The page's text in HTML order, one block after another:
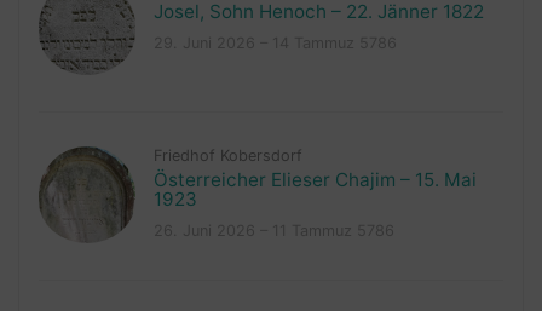
Josel, Sohn Henoch – 22. Jänner 1822
Friedhof Kobersdorf
Österreicher Elieser Chajim – 15. Mai
1923